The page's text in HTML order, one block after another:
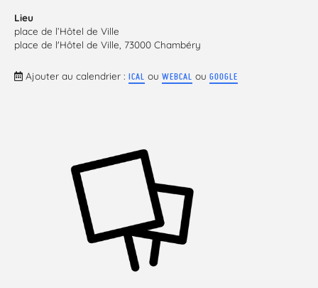
Lieu
place de l’Hôtel de Ville
place de l'Hôtel de Ville, 73000 Chambéry
Ajouter au calendrier : ICAL ou WEBCAL ou GOOGLE